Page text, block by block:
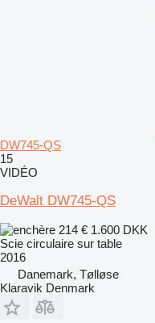
DW745-QS
15
VIDÉO
DeWalt DW745-QS
214 € 1.600 DKK
Scie circulaire sur table
2016
Danemark, Tølløse
Klaravik Denmark